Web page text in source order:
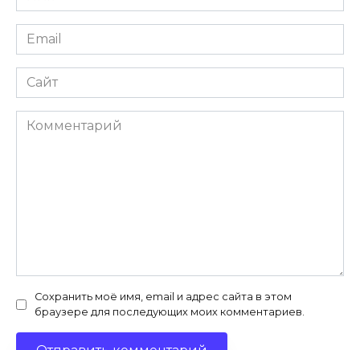
*
Email
*
Сайт
Комментарий
Сохранить моё имя, email и адрес сайта в этом
браузере для последующих моих комментариев.